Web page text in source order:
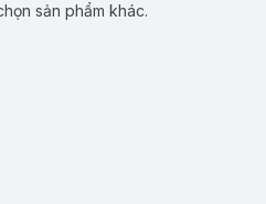
sản phẩm khác.